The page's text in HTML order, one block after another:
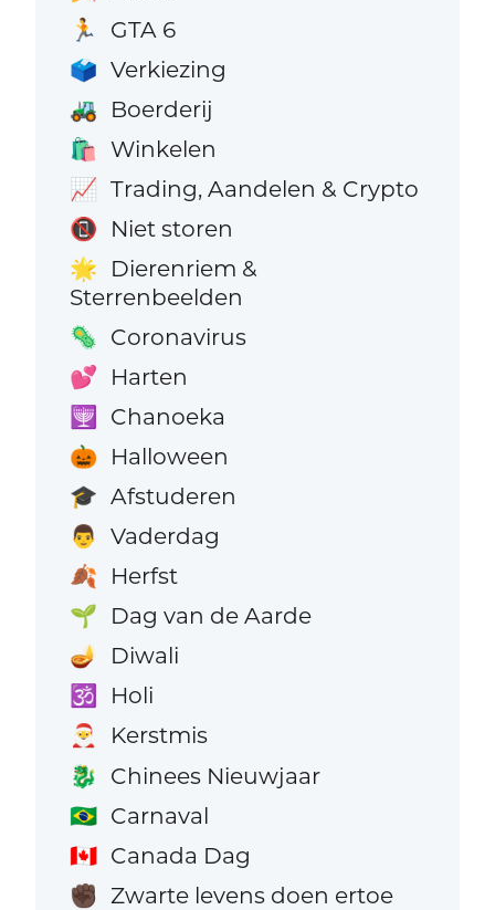
🏃 GTA 6
🗳️ Verkiezing
🚜 Boerderij
🛍️ Winkelen
📈 Trading, Aandelen & Crypto
📵 Niet storen
🌟
Dierenriem &
Sterrenbeelden
🦠 Coronavirus
💕 Harten
🕎 Chanoeka
🎃 Halloween
🎓 Afstuderen
👨 Vaderdag
🍂 Herfst
🌱 Dag van de Aarde
🪔 Diwali
🕉️ Holi
🎅 Kerstmis
🐉 Chinees Nieuwjaar
🇧🇷 Carnaval
🇨🇦 Canada Dag
✊🏿 Zwarte levens doen ertoe